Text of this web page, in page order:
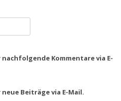
Kommentare via E-
Beiträge via E-Mail.